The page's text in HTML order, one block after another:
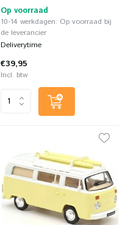
Op voorraad
10-14 werkdagen: Op voorraad bij
de leverancier
Deliverytime
€39,95
Incl. btw